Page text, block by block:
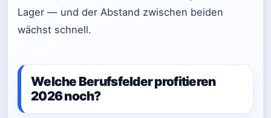
Lager — und der Abstand zwischen beiden
wächst schnell.
Welche Berufsfelder profitieren
2026 noch?